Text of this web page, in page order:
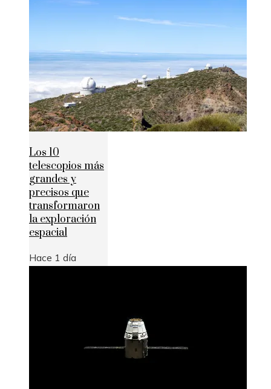
Los 10
telescopios más
grandes y
precisos que
transformaron
la exploración
espacial
Hace 1 día